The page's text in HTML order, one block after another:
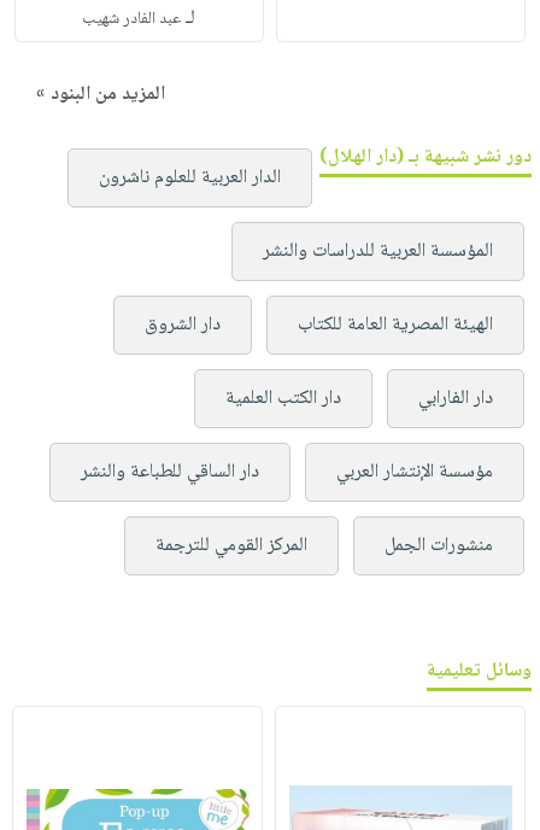
لـعبد الفادر شهيب
المزيد من البنود »
دور نشر شبيهة بـ (دار الهلال)
الدار العربية للعلوم ناشرون
المؤسسة العربية للدراسات والنشر
الهيئة المصرية العامة للكتاب دار الشروق
دار الفارابي دار الكتب العلمية
مؤسسة الإنتشار العربي دار الساقي للطباعة والنشر
منشورات الجمل المركز القومي للترجمة
وسائل تعليمية